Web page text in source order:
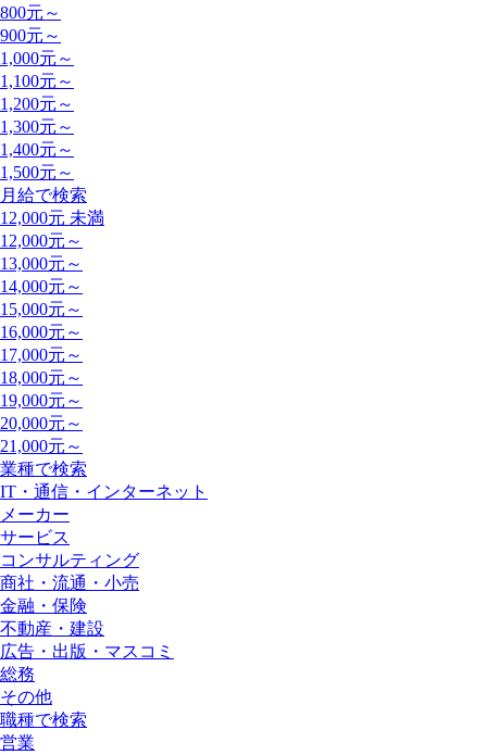
800元～
900元～
1,000元～
1,100元～
1,200元～
1,300元～
1,400元～
1,500元～
月給で検索
12,000元 未満
12,000元～
13,000元～
14,000元～
15,000元～
16,000元～
17,000元～
18,000元～
19,000元～
20,000元～
21,000元～
業種で検索
IT・通信・インターネット
メーカー
サービス
コンサルティング
商社・流通・小売
金融・保険
不動産・建設
広告・出版・マスコミ
総務
その他
職種で検索
営業